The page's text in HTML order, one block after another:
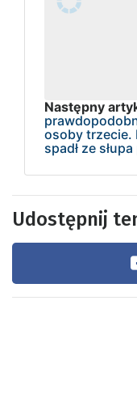
Następny
osoby trzecie.
spadł ze
Udostępnij